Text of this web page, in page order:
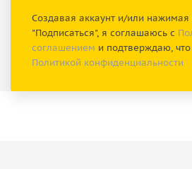
Создавая аккаунт и/или нажимая
"Подписаться", я соглашаюсь с
соглашением и подтверждаю,
Политикой конфиденциальности